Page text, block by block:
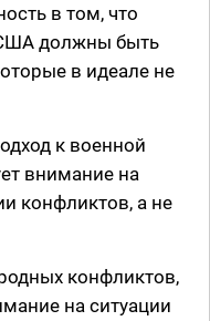
в том, что
должны быть
в идеале не
к военной
внимание на
конфликтов, а не
конфликтов,
на ситуации